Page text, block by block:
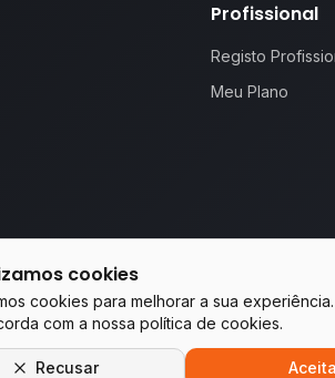
cookies
cookies para melhorar a sua
com a nossa política de cookies.
Recusar
Profissional
Registo
Meu Plano
Empresas do grupo WA Tecnologia & Serviços